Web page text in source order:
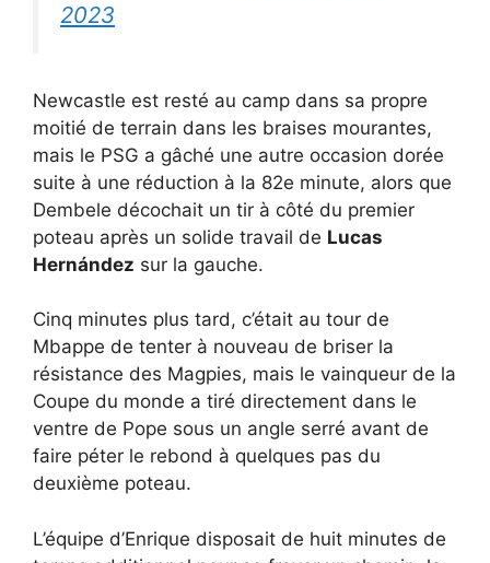
2023
Newcastle est resté au camp dans sa propre
moitié de terrain dans les braises mourantes,
mais le PSG a gâché une autre occasion dorée
suite à une réduction à la 82e minute, alors que
Dembele décochait un tir à côté du premier
poteau après un solide travail de Lucas
Hernández sur la gauche.
Cinq minutes plus tard, c’était au tour de
Mbappe de tenter à nouveau de briser la
résistance des Magpies, mais le vainqueur de la
Coupe du monde a tiré directement dans le
ventre de Pope sous un angle serré avant de
faire péter le rebond à quelques pas du
deuxième poteau.
L’équipe d’Enrique disposait de huit minutes de